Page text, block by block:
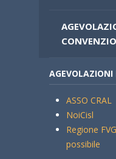
AGEVOLAZIONI
ASSO CRAL
NoiCisl
Regione
possibile